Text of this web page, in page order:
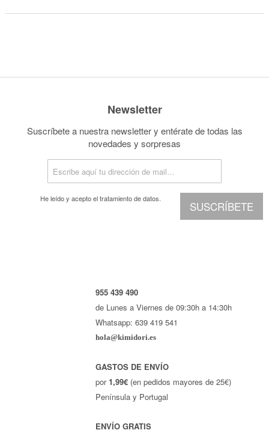
Newsletter
Suscríbete a nuestra newsletter y entérate de todas las
novedades y sorpresas
SUSCRÍBETE
He leído y acepto eltratamiento de datos.
955 439 490
de Lunes a Viernes de 09:30h a 14:30h
Whatsapp: 639 419 541
hola@kimidori.es
GASTOS DE ENVÍO
por 1,99€ (en pedidos mayores de 25€)
Península y Portugal
ENVÍO GRATIS